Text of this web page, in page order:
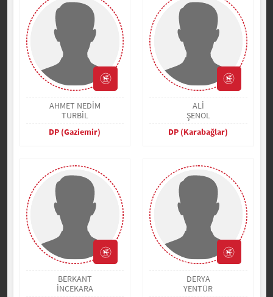
AHMET NEDİM
TURBİL
DP (Gaziemir)
ALİ
ŞENOL
DP (Karabağlar)
BERKANT
İNCEKARA
DERYA
YENTÜR